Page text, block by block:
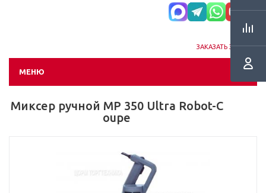
ЗАКАЗАТЬ ЗВОНОК
МЕНЮ
Миксер ручной MP 350 Ultra Robot-C
oupe